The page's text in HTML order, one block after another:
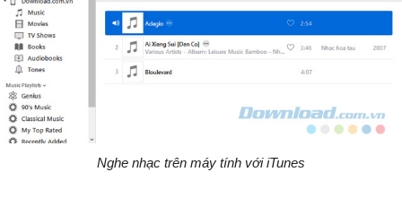
Nghe nhạc trên máy tính với iTunes